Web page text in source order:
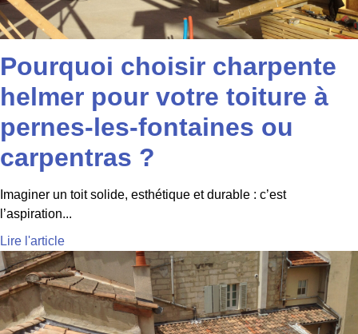
Pourquoi choisir charpente
helmer pour votre toiture à
pernes-les-fontaines ou
carpentras ?
Imaginer un toit solide, esthétique et durable : c’est
l’aspiration...
Lire l'article